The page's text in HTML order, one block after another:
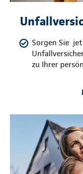
Sorgen Sie
zu Ihrer